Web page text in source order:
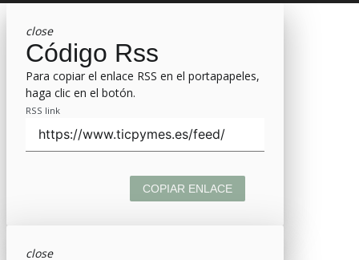
close
Código Rss
Para copiar el enlace RSS en el portapapeles,
haga clic en el botón.
RSS link
COPIAR ENLACE
close